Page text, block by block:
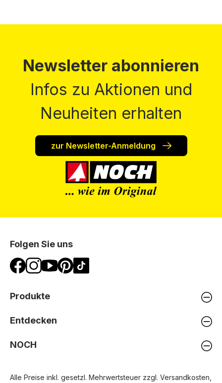
Newsletter abonnieren
Infos zu Aktionen und
Neuheiten erhalten
zur Newsletter-Anmeldung
Folgen Sie uns
Produkte
Entdecken
NOCH
Alle Preise inkl. gesetzl. Mehrwertsteuer zzgl. Versandkosten